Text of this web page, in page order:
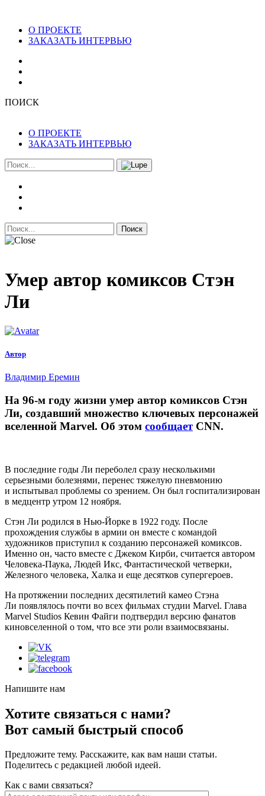
О ПРОЕКТЕ
ЗАКАЗАТЬ ИНТЕРВЬЮ
ПОИСК
О ПРОЕКТЕ
ЗАКАЗАТЬ ИНТЕРВЬЮ
Поиск
Умер автор комиксов Стэн
Ли
Автор
Владимир Еремин
На 96-м году жизни умер автор комиксов Стэн
Ли, создавший множество ключевых персонажей
вселенной Marvel. Об этом сообщаетCNN.
В последние годы Ли переболел сразу несколькими
серьезными болезнями, перенес тяжелую пневмонию
и испытывал проблемы со зрением. Он был госпитализирован
в медцентр утром 12 ноября.
Стэн Ли родился в Нью-Йорке в 1922 году. После
прохождения службы в армии он вместе с командой
художников приступил к созданию персонажей комиксов.
Именно он, часто вместе с Джеком Кирби, считается автором
Человека-Паука, Людей Икс, Фантастической четверки,
Железного человека, Халка и еще десятков супергероев.
На протяжении последних десятилетий камео Стэна
Ли появлялось почти во всех фильмах студии Marvel. Глава
Marvel Studios Кевин Файги подтвердил версию фанатов
киновселенной о том, что все эти роли взаимосвязаны.
Напишите нам
Хотите связаться с нами?
Вот самый быстрый способ
Предложите тему. Расскажите, как вам наши статьи.
Поделитесь с редакцией любой идеей.
Как с вами связаться?